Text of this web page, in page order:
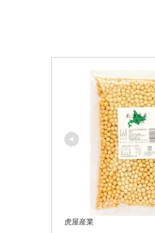
虎屋産業